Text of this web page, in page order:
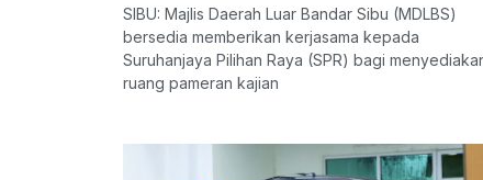
SIBU: Majlis Daerah Luar Bandar Sibu (MDLBS)
bersedia memberikan kerjasama kepada
Suruhanjaya Pilihan Raya (SPR) bagi
ruang pameran kajian